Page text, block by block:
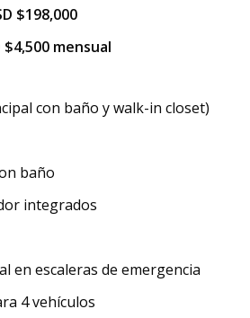
$198,000
mensual
con baño y walk-in closet)
baño
integrados
en escaleras de emergencia
4 vehículos